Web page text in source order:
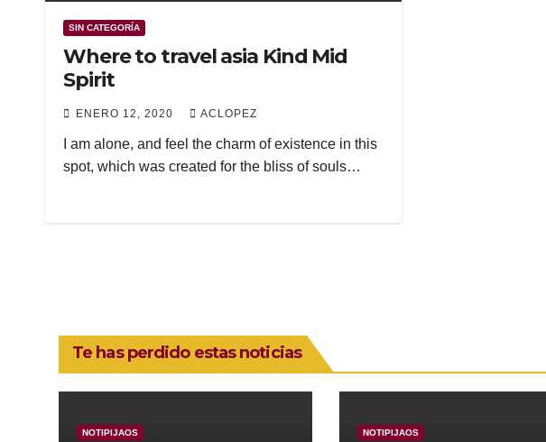
SIN CATEGORÍA
Where to travel asia Kind Mid
Spirit
ENERO 12, 2020 ACLOPEZ
I am alone, and feel the charm of existence in this
spot, which was created for the bliss of souls…
Te has perdido estas noticias
NOTIPIJAOS NOTIPIJAOS